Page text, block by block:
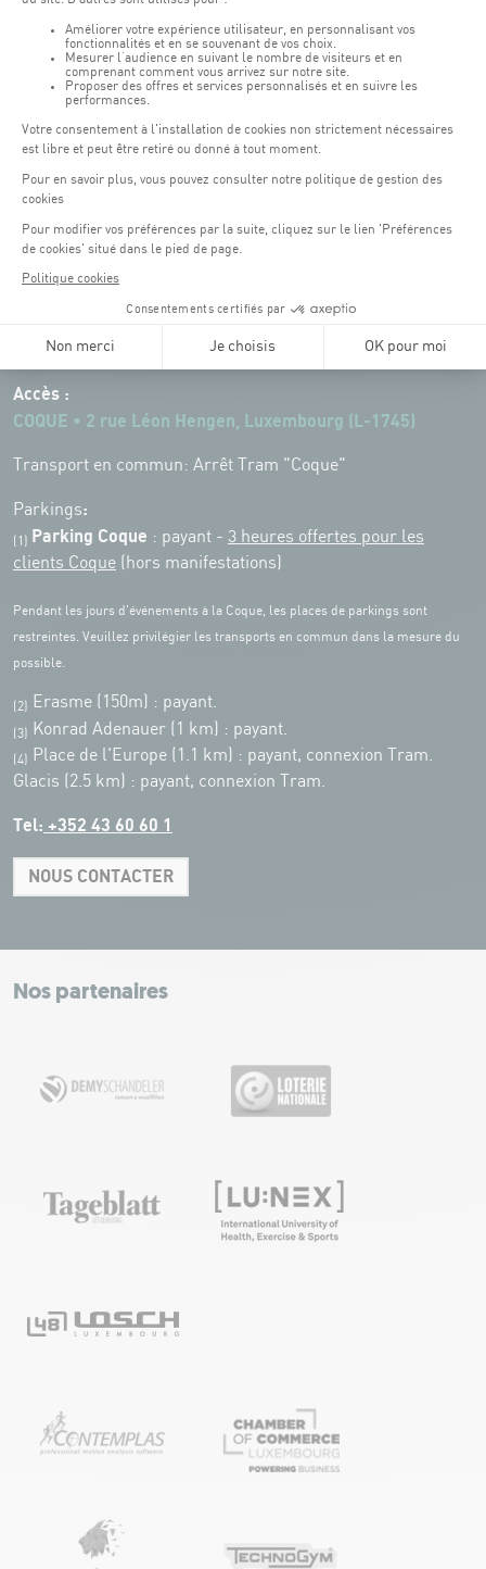
Horaires d'ouverture du batiment de la Coque :
Lundi - vendredi : 06h30 - 22h00
Pensez à vous informer des horaires d'ouverture de chaque activité.
Accès :
COQUE • 2 rue Léon Hengen, Luxembourg (L-1745)
Transport en commun: Arrêt Tram "Coque"
Parkings:
(1) Parking Coque : payant - 3 heures offertes pour les
clients Coque (hors manifestations)
Pendant les jours d'événements à la Coque, les places de parkings sont
restreintes. Veuillez privilégier les transports en commun dans la mesure du
possible.
(2) Erasme (150m) : payant.
(3) Konrad Adenauer (1 km) : payant.
(4)
Place de l'Europe (1.1 km) : payant, connexion Tram.
Glacis (2.5 km) : payant, connexion Tram.
Tel: +352 43 60 60 1
NOUS CONTACTER
+
−
Leaflet|Map tiles by Carto, under CC BY 3.0. Data by OpenStreetMap, under
Nos partenaires